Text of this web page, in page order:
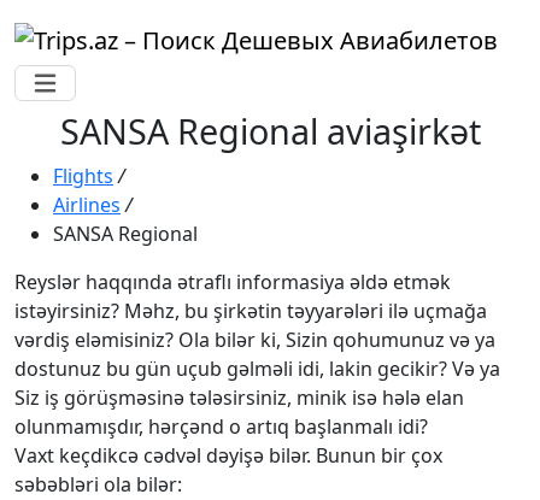
SANSA Regional aviaşirkət
Flights /
Airlines /
SANSA Regional
Reyslər haqqında ətraflı informasiya əldə etmək
istəyirsiniz? Məhz, bu şirkətin təyyarələri ilə uçmağa
vərdiş eləmisiniz? Ola bilər ki, Sizin qohumunuz və ya
dostunuz bu gün uçub gəlməli idi, lakin gecikir? Və ya
Siz iş görüşməsinə tələsirsiniz, minik isə hələ elan
olunmamışdır, hərçənd o artıq başlanmalı idi?
Vaxt keçdikcə cədvəl dəyişə bilər. Bunun bir çox
səbəbləri ola bilər: